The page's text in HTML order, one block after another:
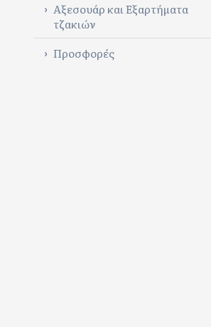
Αξεσουάρ και Εξαρτήματα
τζακιών
Προσφορές